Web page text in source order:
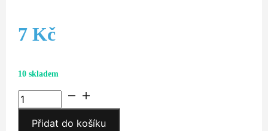
7 Kč
10 skladem
Stopped
Chaos
Přidat do košíku